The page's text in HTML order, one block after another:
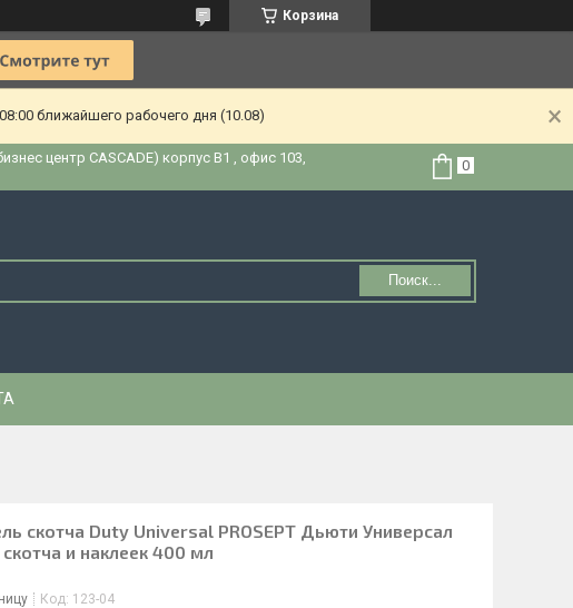
Корзина
ближайшего рабочего дня (10.08)
центр CASCADE) корпус В1 , офис 103,
Поиск...
скотча Duty Universal PROSEPT Дьюти Универсал
и наклеек 400 мл
Код: 123-04